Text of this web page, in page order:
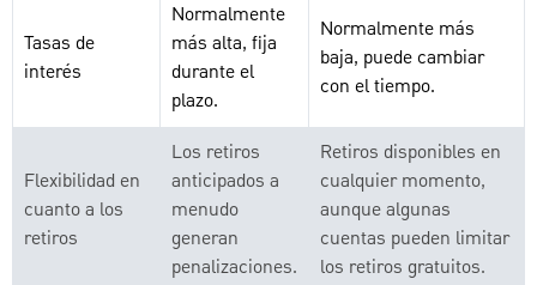
Tasas de
interés
Normalmente
más alta, fija
durante el
plazo.
Normalmente más
baja, puede cambiar
con el tiempo.
Flexibilidad en
cuanto a los
retiros
Los retiros
anticipados a
menudo
generan
penalizaciones.
Retiros disponibles en
cualquier momento,
aunque algunas
cuentas pueden limitar
los retiros gratuitos.